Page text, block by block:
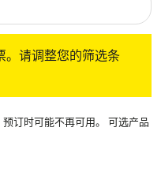
。请调整您的筛选条
订时可能不再可用。 可选产品